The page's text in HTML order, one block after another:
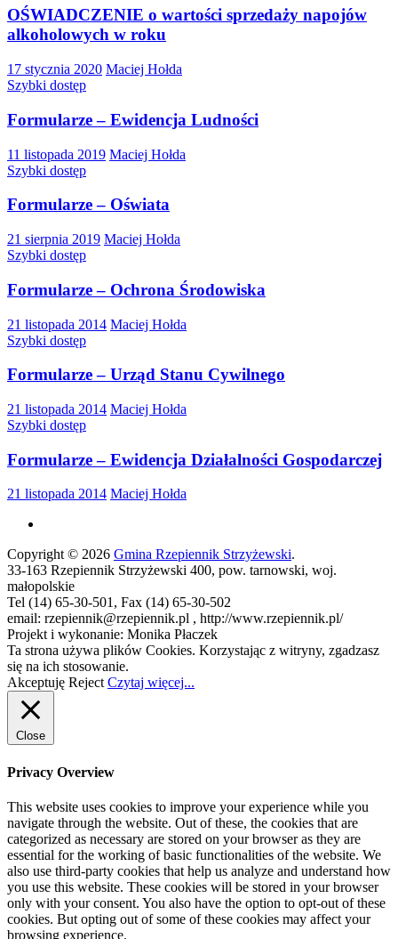
OŚWIADCZENIE o wartości sprzedaży napojów
alkoholowych w roku
17 stycznia 2020 Maciej Hołda
Szybki dostęp
Formularze – Ewidencja Ludności
11 listopada 2019 Maciej Hołda
Szybki dostęp
Formularze – Oświata
21 sierpnia 2019 Maciej Hołda
Szybki dostęp
Formularze – Ochrona Środowiska
21 listopada 2014 Maciej Hołda
Szybki dostęp
Formularze – Urząd Stanu Cywilnego
21 listopada 2014 Maciej Hołda
Szybki dostęp
Formularze – Ewidencja Działalności Gospodarczej
21 listopada 2014 Maciej Hołda
Copyright © 2026 Gmina Rzepiennik Strzyżewski.
33-163 Rzepiennik Strzyżewski 400, pow. tarnowski, woj.
małopolskie
Tel (14) 65-30-501, Fax (14) 65-30-502
email: rzepiennik@rzepiennik.pl , http://www.rzepiennik.pl/
Projekt i wykonanie: Monika Płaczek
Ta strona używa plików Cookies. Korzystając z witryny, zgadzasz
się na ich stosowanie.
Akceptuję Reject Czytaj więcej...
Close
Privacy Overview
This website uses cookies to improve your experience while you
navigate through the website. Out of these, the cookies that are
categorized as necessary are stored on your browser as they are
essential for the working of basic functionalities of the website. We
also use third-party cookies that help us analyze and understand how
you use this website. These cookies will be stored in your browser
only with your consent. You also have the option to opt-out of these
cookies. But opting out of some of these cookies may affect your
browsing experience.